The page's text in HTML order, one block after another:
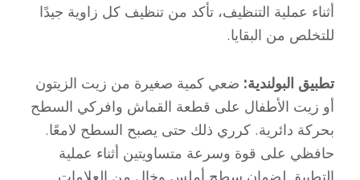
أثناء عملية التنظيف، تأكد من تنظيف كل زاوية جيدًا
للتخلص من البقايا.
تطبيق البولندية: ضعي كمية صغيرة من زيت الزيتون
أو زيت الأطفال على قطعة القماش وافركي السطح
بحركة دائرية. كرري ذلك حتى يصبح السطح لامعًا.
حافظي على قوة وسرعة متساويتين أثناء عملية